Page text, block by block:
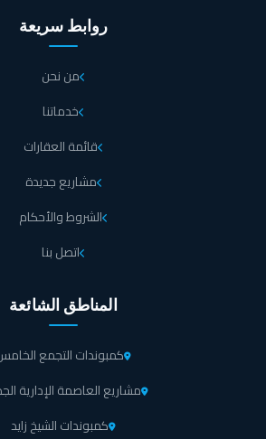
روابط سريعة
من نحن
خدماتنا
قائمة العقارات
مشاريع جديدة
الشروط والأحكام
اتصل بنا
المناطق الشائعة
كمبوندات التجمع
مشاريع العاصمة الإدارية
كمبوندات الشيخ زايد